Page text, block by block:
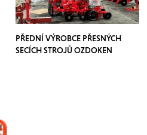
PŘEDNÍ VÝROBCE PŘESNÝCH
SECÍCH STROJŮ OZDOKEN